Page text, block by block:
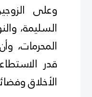
وعلى
السليمة،
المحرمات،
قدر
الأخلاق